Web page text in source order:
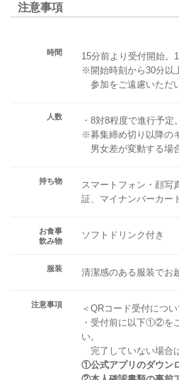
注意事項
時間
15分前より受付開始。
※開始時刻から30分以
参加をご遠慮いただ
人数
・8対8程度で進行予定
※募集締め切り以降の
男女差が変動する場
持ち物
スマートフォン・顔写
証、マイナンバーカー
お食事
飲み物
ソフトドリンク付き
服装 清潔感のある服装でお
注意事項
＜QRコード受付につい
・受付前に以下①②を
い。
完了していない場合
①公式アプリのダウン